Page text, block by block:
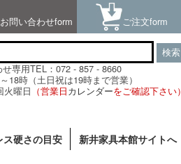
お問い合わせform ご注文form
検索
専用TEL：072 - 857 - 8660
18時（土日祝は19時まで営業）
火曜日 （営業日カレンダーをご確認下さい）
ス硬さの目安 新井家具本館サイトへ